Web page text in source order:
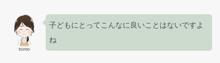
tomo
子どもにとってこんなに良いことはないですよ
ね